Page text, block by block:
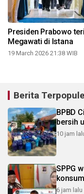
Presiden Prabowo
Megawati di Istana
19 March 2026 21:38 WIB
Berita
BPBD
bersih
10 jam
SPPG
6 jam lalu